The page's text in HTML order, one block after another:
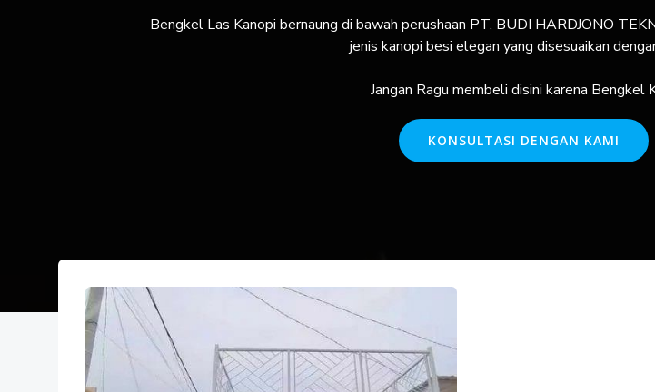
Bengkel Las Kanopi bernaung di bawah perushaan PT. BUDI HARDJONO
jenis kanopi besi elegan yang disesuaikan
Jangan Ragu membeli disini karena Bengkel
KONSULTASI DENGAN KAMI